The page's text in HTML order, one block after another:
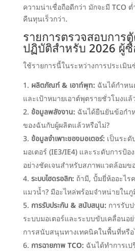
ความน่าเชื่อถือดีกว่า มักจะมี TCO
คืนทุนเร็วกว่า.
รายการตรวจสอบการ
ปฏิบัติสำหรับ 2026 ผู้
ใช้รายการนี้ในระหว่างการประเมิ
ผลิตภัณฑ์ & เอาท์พุท: ฉันได้กำหน
และเป้าหมายเอาต์พุตรายชั่วโมงแล้
ข้อมูลพลังงาน: ฉันได้ยืนยันข้อกำ
ของฉันกับผู้ผลิตแล้วหรือไม่?
ข้อมูลจำเพาะของมอเตอร์: เป็นระ
มอเตอร์ (IE3/IE4) และระดับการป้อ
อย่างชัดเจนสำหรับสภาพแวดล้อมข
ระบบไฮดรอลิก: ถ้ามี, ปั้มยี่ห้ออะไร
แมวน้ำ? มีอะไหล่พร้อมจำหน่ายใน
การรับประกัน & สนับสนุน: การรับ
ระบบมอเตอร์และระบบขับเคลื่อนอ
การสนับสนุนทางเทคนิคในพื้นที่หรือ
การฉายภาพ TCO: ฉันได้ทำการเป